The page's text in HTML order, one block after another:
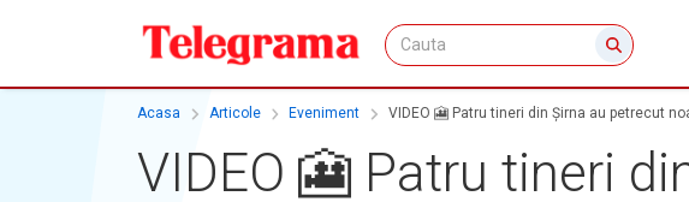
Acasa Articole Eveniment VIDEO 🎦 Patru tineri din Șirna au petrecut
VIDEO 🎦 Patru tineri